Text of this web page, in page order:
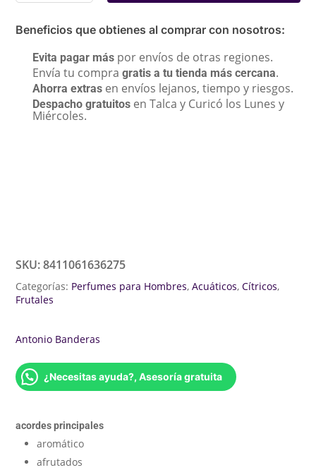
Beneficios que obtienes al comprar con nosotros:
Evita pagar más por envíos de otras regiones.
Envía tu compragratis a tu tienda más cercana.
Ahorra extras en envíos lejanos, tiempo y riesgos.
Despacho gratuitos en Talca y Curicó los Lunes y
Miércoles.
SKU:8411061636275
Categorías: Perfumes para Hombres,Acuáticos,Cítricos,
Frutales
Antonio Banderas
¿Necesitas ayuda?, Asesoría gratuita
acordes principales
aromático
afrutados